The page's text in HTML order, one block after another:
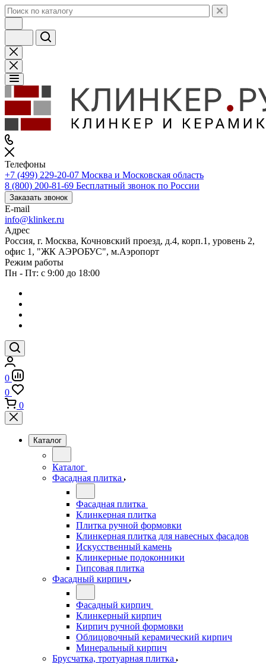
Телефоны
+7 (499) 229-20-07 Москва и Московская область
8 (800) 200-81-69 Бесплатный звонок по России
Заказать звонок
E-mail
info@klinker.ru
Адрес
Россия, г. Москва, Кочновский проезд, д.4, корп.1, уровень 2,
офис 1, "ЖК АЭРОБУС", м.Аэропорт
Режим работы
Пн - Пт: с 9:00 до 18:00
0
0
0
Каталог
Каталог
Фасадная плитка
Фасадная плитка
Клинкерная плитка
Плитка ручной формовки
Клинкерная плитка для навесных фасадов
Искусственный камень
Клинкерные подоконники
Гипсовая плитка
Фасадный кирпич
Фасадный кирпич
Клинкерный кирпич
Кирпич ручной формовки
Облицовочный керамический кирпич
Минеральный кирпич
Брусчатка, тротуарная плитка